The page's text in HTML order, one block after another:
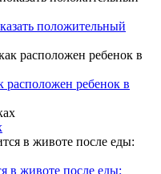
положительный
расположен ребенок в
в животе после еды: